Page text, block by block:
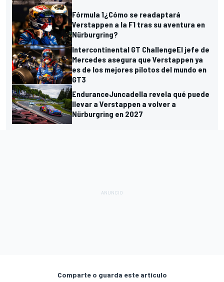
Fórmula 1¿Cómo se readaptará
Verstappen a la F1 tras su aventura en
Nürburgring?
Intercontinental GT ChallengeEl jefe de
Mercedes asegura que Verstappen ya
es de los mejores pilotos del mundo en
GT3
EnduranceJuncadella revela qué puede
llevar a Verstappen a volver a
Nürburgring en 2027
Comparte o guarda este artículo